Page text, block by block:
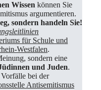
Wissen können Sie
argumentieren.
sondern handeln Sie!
für Schule und
Westfalen.
sondern eine
und Juden.
bei der
Antisemitismus